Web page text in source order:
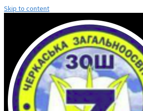
Skip to content